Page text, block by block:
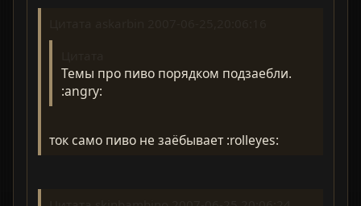
Темы про пиво порядком подзаебли.
:angry:
ток само пиво не заёбывает :rolleyes: